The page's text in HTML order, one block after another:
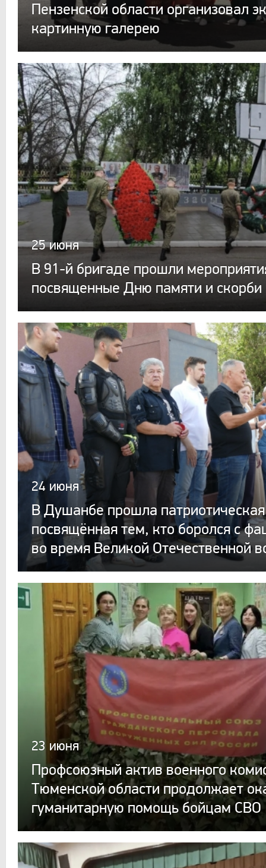
Пензенской области организовал
картинную галерею
25 июня
В 91-й бригаде прошли
посвященные Дню памяти и скорби
24 июня
В Душанбе прошла
посвящённая тем, кто боролся с
во время Великой Отечественной
23 июня
Профсоюзный актив военного
Тюменской области продолжает
гуманитарную помощь бойцам СВО